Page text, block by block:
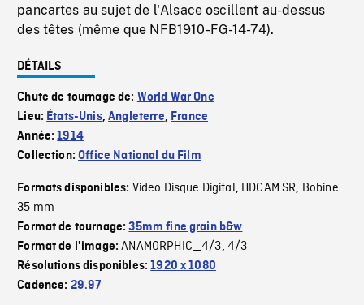
pancartes au sujet de l'Alsace oscillent au-dessus
des têtes (même que NFB1910-FG-14-74).
DÉTAILS
Chute de tournage de: World War One
Lieu: États-Unis,Angleterre, France
Année:1914
Collection:Office National du Film
Formats disponibles: Video Disque Digital, HDCAM SR, Bobine
35 mm
Format de tournage:35mm fine grain b&w
Format de l'image:ANAMORPHIC_4/3, 4/3
Résolutions disponibles:1920 x 1080
Cadence: 29.97